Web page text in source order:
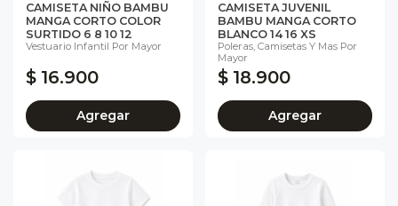
CAMISETA NIÑO BAMBU
MANGA CORTO COLOR
SURTIDO 6 8 10 12
Vestuario Infantil Por Mayor
$ 16.900
Agregar
CAMISETA JUVENIL
BAMBU MANGA CORTO
BLANCO 14 16 XS
Poleras, Camisetas Y Mas Por
Mayor
$ 18.900
Agregar